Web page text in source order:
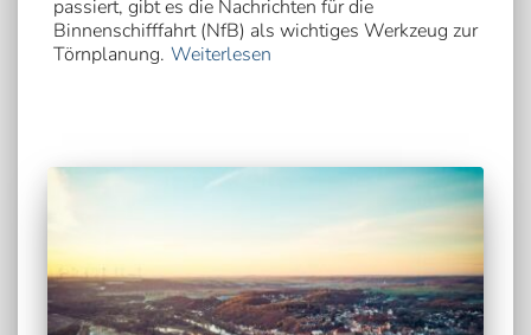
passiert, gibt es die Nachrichten für die
Binnenschifffahrt (NfB) als wichtiges Werkzeug zur
Törnplanung. Weiterlesen